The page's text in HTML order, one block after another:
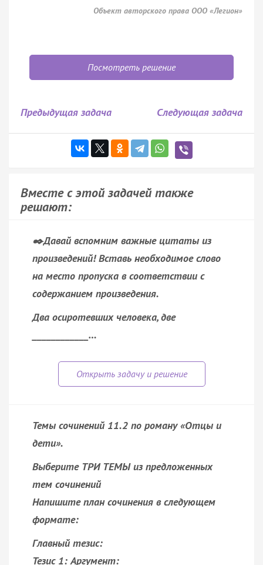
Объект авторского права ООО «Легион»
Посмотреть решение
Предыдущая задача Следующая задача
Вместе с этой задачей также
решают:
✒️Давай вспомним важные цитаты из
произведений!Вставь необходимое слово
на место пропуска в соответствии с
содержанием произведения.
Два осиротевших человека, две
____________…
Темы сочинений 11.2 по роману «Отцы и
дети».
Выберите ТРИ ТЕМЫ из предложенных
тем сочинений
Напишите план сочинения в следующем
формате:
Главный тезис:
Тезис 1: Аргумент: